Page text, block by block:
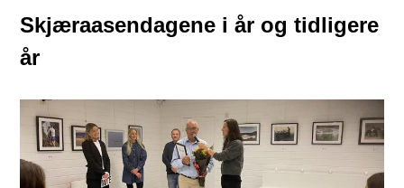
Skjæraasendagene i år og tidligere
år